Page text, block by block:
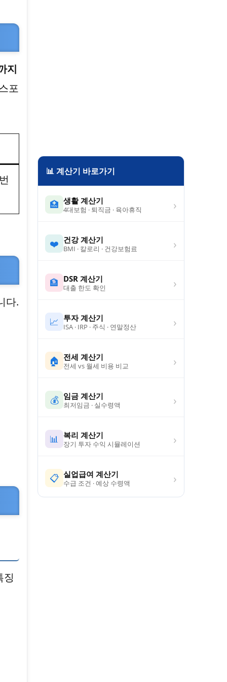
지
포
다.
징
📊 계산기 바로가기
🏥 생활 계산기
4대보험 · 퇴직금 · 육아휴직 ›
❤️ 건강 계산기
BMI · 칼로리 · 건강보험료 ›
🏦 DSR 계산기
대출 한도 확인 ›
📈 투자 계산기
ISA · IRP · 주식 · 연말정산 ›
🏠 전세 계산기
전세 vs 월세 비용 비교 ›
💰 임금 계산기
최저임금 · 실수령액 ›
📊 복리 계산기
장기 투자 수익 시뮬레이션 ›
📋 실업급여 계산기
수급 조건 · 예상 수령액 ›